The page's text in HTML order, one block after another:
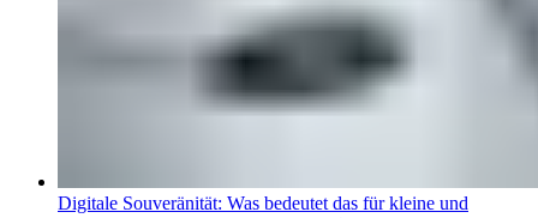
Digitale Souveränität: Was bedeutet das für kleine und